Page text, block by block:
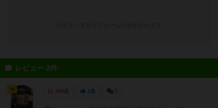
レビュー 2件
104名 1名
神